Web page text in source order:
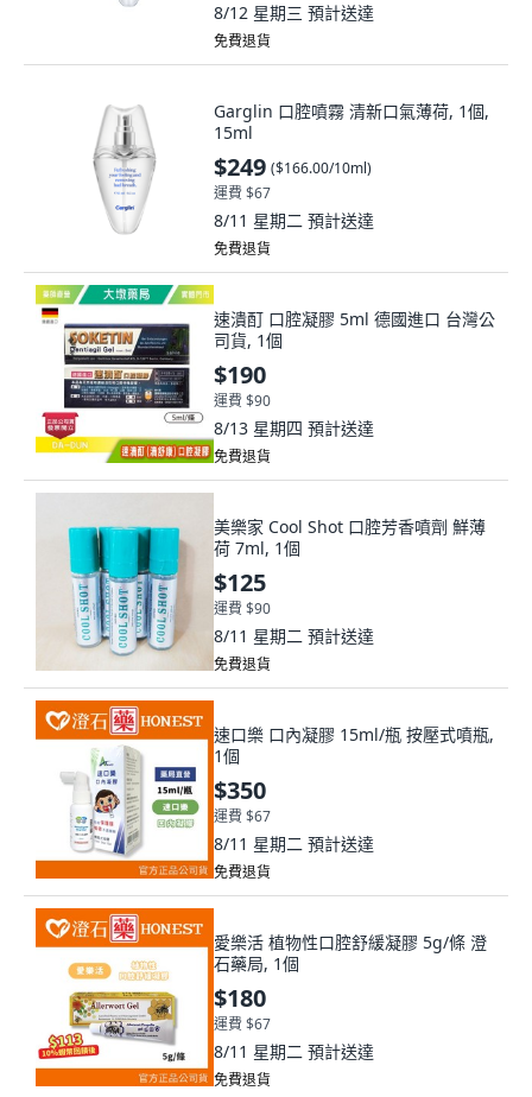
8/12 星期三 預計送達
免費退貨
Garglin 口腔噴霧 清新口氣薄荷, 1個,
15ml
$249 ($166.00/10ml)
運費 $67
8/11 星期二 預計送達
免費退貨
速潰酊 口腔凝膠 5ml 德國進口 台灣公
司貨, 1個
$190
運費 $90
8/13 星期四 預計送達
免費退貨
美樂家 Cool Shot 口腔芳香噴劑 鮮薄
荷 7ml, 1個
$125
運費 $90
8/11 星期二 預計送達
免費退貨
速口樂 口內凝膠 15ml/瓶 按壓式噴瓶,
1個
$350
運費 $67
8/11 星期二 預計送達
免費退貨
愛樂活 植物性口腔舒緩凝膠 5g/條 澄
石藥局, 1個
$180
運費 $67
8/11 星期二 預計送達
免費退貨